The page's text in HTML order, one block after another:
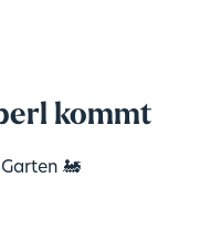
kommt
🚂